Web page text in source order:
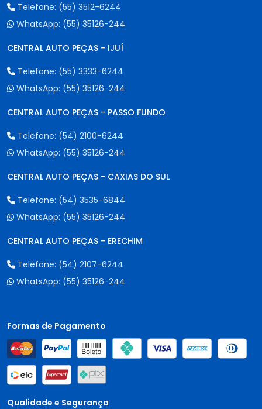
Telefone: (55) 3512-6244
WhatsApp: (55) 35126-244
CENTRAL AUTO PEÇAS - IJUÍ
Telefone: (55) 3333-6244
WhatsApp: (55) 35126-244
CENTRAL AUTO PEÇAS - PASSO FUNDO
Telefone: (54) 2100-6244
WhatsApp: (55) 35126-244
CENTRAL AUTO PEÇAS - CAXIAS DO SUL
Telefone: (54) 3535-6844
WhatsApp: (55) 35126-244
CENTRAL AUTO PEÇAS - ERECHIM
Telefone: (54) 2107-6244
WhatsApp: (55) 35126-244
Formas de Pagamento
Qualidade e Segurança